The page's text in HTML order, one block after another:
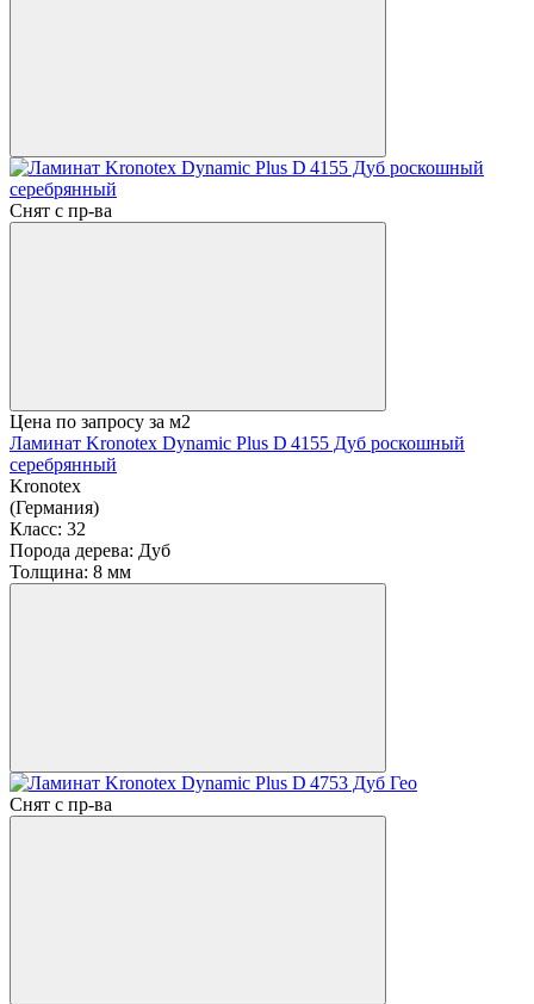
Снят с пр-ва
Цена по запросу за м2
Ламинат Kronotex Dynamic Plus D 4155 Дуб роскошный
серебрянный
Kronotex
(Германия)
Класс: 32
Порода дерева: Дуб
Толщина: 8 мм
Снят с пр-ва